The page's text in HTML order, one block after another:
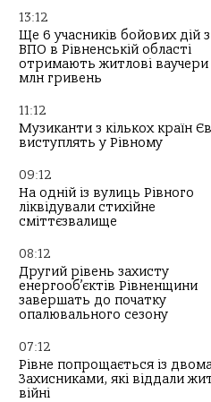
13:12
Ще 6 учасників бойових дій
ВПО в Рівненській області
отримають житлові ваучери
млн гривень
11:12
Музиканти з кількох країн
виступлять у Рівному
09:12
На одній із вулиць Рівного
ліквідували стихійне
сміттєзвалище
08:12
Другий рівень захисту
енергооб’єктів Рівненщини
завершать до початку
опалювального сезону
07:12
Рівне попрощається із
Захисниками, які віддали
війні